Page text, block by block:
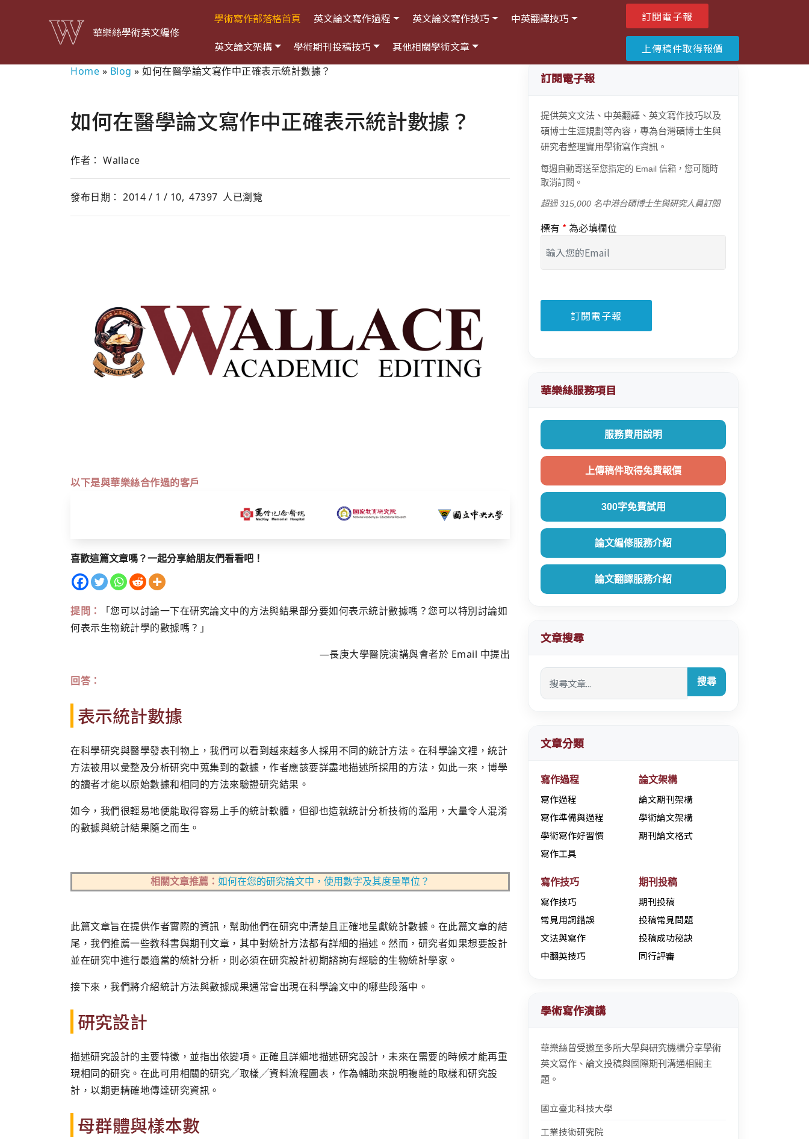
華樂絲學術英文編修
學術寫作部落格首頁 英文論文寫作過程 英文論文寫作技巧
中英翻譯技巧
英文論文架構
學術期刊投稿技巧 其他相關學術文章
訂閱電子報
上傳稿件取得報價
Home » Blog » 如何在醫學論文寫作中正確表示統計數據？
如何在醫學論文寫作中正確表示統計數據？
作者： Wallace
發布日期： 2014 / 1 / 10, 47397 人已瀏覽
以下是與華樂絲合作過的客戶
喜歡這篇文章嗎？一起分享給朋友們看看吧！
提問：
「您可以討論一下在研究論文中的方法與結果部分要如何表示統計數據嗎？您可以特別討論如
何表示生物統計學的數據嗎？」
―長庚大學醫院演講與會者於 Email 中提出
回答：
表示統計數據
在科學研究與醫學發表刊物上，我們可以看到越來越多人採用不同的統計方法。在科學論文裡，統計
方法被用以彙整及分析研究中蒐集到的數據，作者應該要詳盡地描述所採用的方法，如此一來，博學
的讀者才能以原始數據和相同的方法來驗證研究結果。
如今，我們很輕易地便能取得容易上手的統計軟體，但卻也造就統計分析技術的濫用，大量令人混淆
的數據與統計結果隨之而生。
相關文章推薦： 如何在您的研究論文中，使用數字及其度量單位？
此篇文章旨在提供作者實際的資訊，幫助他們在研究中清楚且正確地呈獻統計數據。在此篇文章的結
尾，我們推薦一些教科書與期刊文章，其中對統計方法都有詳細的描述。然而，研究者如果想要設計
並在研究中進行最適當的統計分析，則必須在研究設計初期諮詢有經驗的生物統計學家。
接下來，我們將介紹統計方法與數據成果通常會出現在科學論文中的哪些段落中。
研究設計
描述研究設計的主要特徵，並指出依變項。正確且詳細地描述研究設計，未來在需要的時候才能再重
現相同的研究。在此可用相關的研究╱取樣╱資料流程圖表，作為輔助來說明複雜的取樣和研究設
計，以期更精確地傳達研究資訊。
母群體與樣本數
訂閱電子報
提供英文文法、中英翻譯、英文寫作技巧以及
碩博士生涯規劃等內容，專為台灣碩博士生與
研究者整理實用學術寫作資訊。
每週自動寄送至您指定的 Email 信箱，您可隨時
取消訂閱。
超過 315,000 名中港台碩博士生與研究人員訂閱
標有 * 為必填欄位
華樂絲服務項目
服務費用說明
上傳稿件取得免費報價
300字免費試用
論文編修服務介紹
論文翻譯服務介紹
文章搜尋
搜尋
文章分類
寫作過程
寫作過程
寫作準備與過程
學術寫作好習慣
寫作工具
論文架構
論文期刊架構
學術論文架構
期刊論文格式
寫作技巧
寫作技巧
常見用詞錯誤
文法與寫作
中翻英技巧
期刊投稿
期刊投稿
投稿常見問題
投稿成功秘訣
同行評審
學術寫作演講
華樂絲曾受邀至多所大學與研究機構分享學術
英文寫作、論文投稿與國際期刊溝通相關主
題。
國立臺北科技大學
工業技術研究院